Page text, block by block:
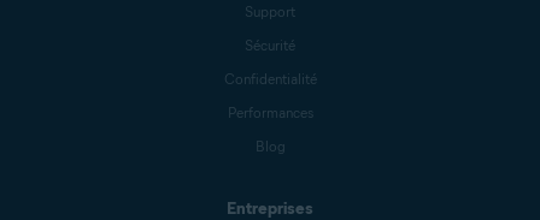
Support
Sécurité
Confidentialité
Performances
Blog
Entreprises